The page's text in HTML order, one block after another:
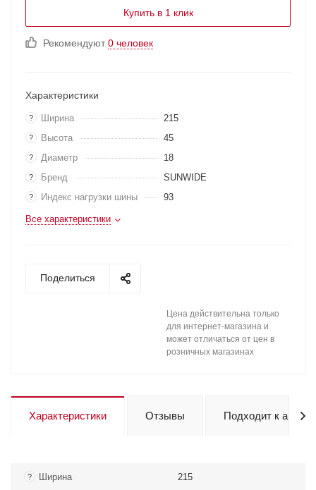
Купить в 1 клик
Рекомендуют0 человек
Характеристики
? Ширина 215
? Высота 45
? Диаметр 18
? Бренд SUNWIDE
? Индекс нагрузки шины 93
Все характеристики
Поделиться
Цена действительна только
для интернет-магазина и
может отличаться от цен в
розничных магазинах
Характеристики Отзывы Подходит к авто
? Ширина 215